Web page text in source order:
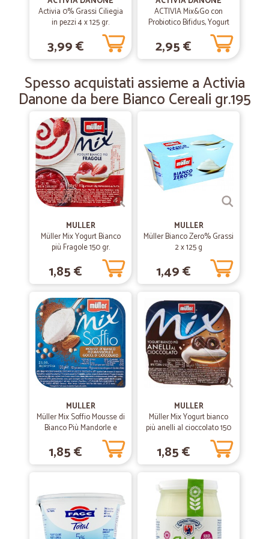
23/06/2020
—Giulio A.
Spedizione velocissima
Spedizione velocissima
18/06/2020
—Manuela L.
Perfetti precisivelocissimi
Perfetti precisivelocissimi
29/03/2020
—Paolo P.
Veloci
Veloci, precisi
09/09/2019
—Fabio V.
Tutto perfetto
Tutto perfetto, gestito ottimamente, nessun problema. In fase di
acquisto tutte le info che servivano erano presenti e ben visibili al
Activia 0% Grassi Ciliegia
in pezzi 4 x 125 gr.
3,99 €
ACTIVIA Mix&Go con
Probiotico Bifidus, Yogurt
con Muesli, Semi di Zucca e
Mirtilli rossi, 170g
2,95 €
Spesso acquistati assieme a Activia
Danone da bere Bianco Cereali gr.195
MULLER
Müller Mix Yogurt Bianco
più Fragole 150 gr.
1,85 €
MULLER
Müller Bianco Zero% Grassi
2 x 125 g
1,49 €
MULLER
Müller Mix Soffio Mousse di
Bianco Più Mandorle e
Gocce di Cioccolato 120 gr.
1,85 €
MULLER
Müller Mix Yogurt bianco
più anelli al cioccolato 150
1,85 €